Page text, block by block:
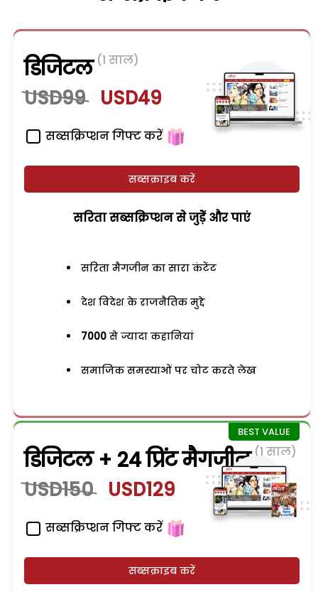
डिजिटल (1 साल)
USD99 USD49
सब्सक्रिप्शन गिफ्ट करें
सब्सक्राइब करें
सरिता सब्सक्रिप्शन से जुड़ेें और पाएं
सरिता मैगजीन का सारा कंटेंट
देश विदेश के राजनैतिक मुद्दे
7000 से ज्यादा कहानियां
समाजिक समस्याओं पर चोट करते लेख
डिजिटल + 24 प्रिंट मैगजीन (1 साल)
USD150 USD129
सब्सक्रिप्शन गिफ्ट करें
सब्सक्राइब करें